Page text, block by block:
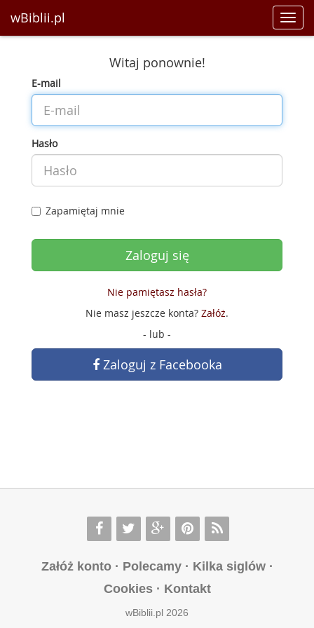
wBiblii.pl
Witaj ponownie!
E-mail
Hasło
Zapamiętaj mnie
Nie pamiętasz hasła?
Nie masz jeszcze konta? Załóż.
- lub -
Zaloguj z Facebooka
Załóż konto· Polecamy· Kilka siglów·
Cookies· Kontakt
wBiblii.pl 2026